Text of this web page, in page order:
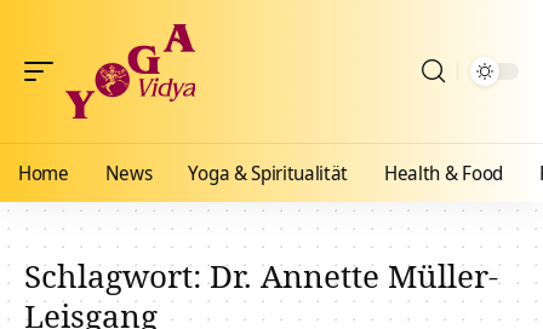
Home News Yoga & Spiritualität Health & Food
Schlagwort:Dr. Annette Müller-
Leisgang